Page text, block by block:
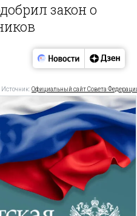
закон о
Источник:Официальный сайт Совета